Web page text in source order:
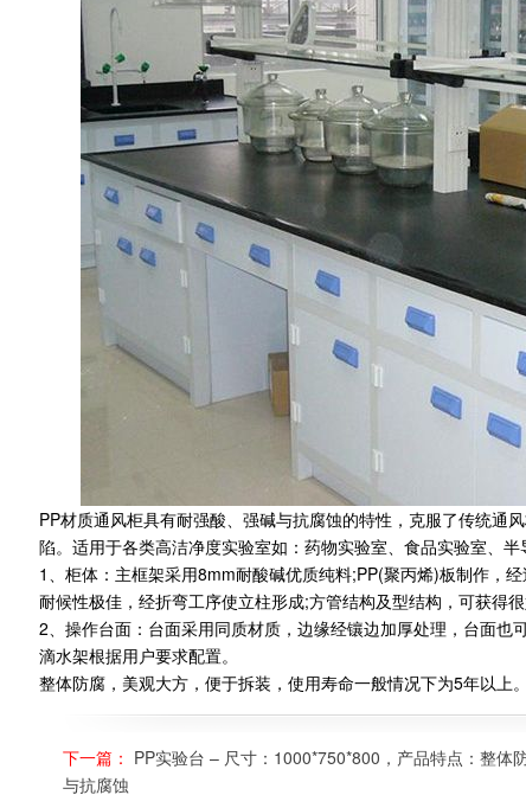
PP材质通风柜具有耐强酸、强碱与抗腐蚀的特性，克服了传统通
陷。适用于各类高洁净度实验室如：药物实验室、食品实验室、
1、柜体：主框架采用8mm耐酸碱优质纯料;PP(聚丙烯)板制作，
耐候性极佳，经折弯工序使立柱形成;方管结构及型结构，可获得很
2、操作台面：台面采用同质材质，边缘经镶边加厚处理，台面也
滴水架根据用户要求配置。
整体防腐，美观大方，便于拆装，使用寿命一般情况下为5年以上。
下一篇： PP实验台 – 尺寸：1000*750*800，产品特点：整体
与抗腐蚀